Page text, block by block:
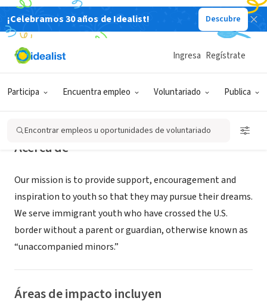
¡Celebramos 30 años de Idealist! Descubre
Participa Encuentra empleo Voluntariado Publica
Ingresa Regístrate
Encontrar empleos u oportunidades de voluntariado
ORGANIZACIÓN SIN FIN DE LUCRO
The Boaz Organization for Youth
Acerca de
Our mission is to provide support, encouragement and
inspiration to youth so that they may pursue their dreams.
We serve immigrant youth who have crossed the U.S.
border without a parent or guardian, otherwise known as
“unaccompanied minors.”
Áreas de impacto incluyen